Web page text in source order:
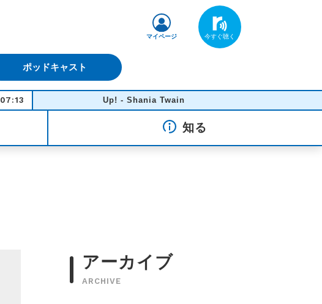
ポッドキャスト
マイページ
07:13 Up! - Shania Twain
知る
アーカイブ
ARCHIVE